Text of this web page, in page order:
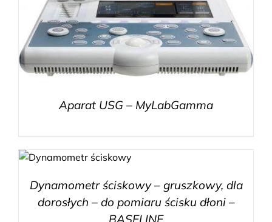
Aparat USG – MyLabGamma
Dynamometr ściskowy – gruszkowy, dla
dorosłych – do pomiaru ścisku dłoni –
BASELINE